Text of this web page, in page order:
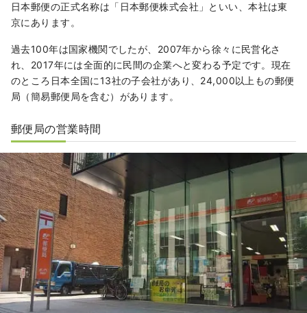
日本郵便の正式名称は「日本郵便株式会社」といい、本社は東
京にあります。
過去100年は国家機関でしたが、2007年から徐々に民営化さ
れ、2017年には全面的に民間の企業へと変わる予定です。現在
のところ日本全国に13社の子会社があり、24,000以上もの郵便
局（簡易郵便局を含む）があります。
郵便局の営業時間